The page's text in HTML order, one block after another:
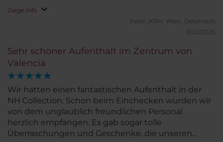
Zeige Info
Peter_KRH. Wien, Österreich
11/02/2025
Sehr schöner Aufenthalt im Zentrum von
Valencia
Wir hatten einen fantastischen Aufenthalt in der
NH Collection. Schon beim Einchecken wurden wir
von dem unglaublich freundlichen Personal
herzlich empfangen. Es gab sogar tolle
Überraschungen und Geschenke, die unseren